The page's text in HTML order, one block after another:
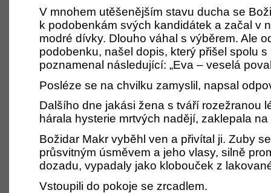
V mnohem utěšenějším stavu ducha se
k podobenkám svých kandidátek a začal v
modré dívky. Dlouho váhal s výběrem. Ale
podobenku, našel dopis, který přišel spolu
poznamenal následující: „Eva – veselá
Posléze se na chvilku zamyslil, napsal
Dalšího dne jakási žena s tváří rozežranou
hárala hysterie mrtvých nadějí, zaklepala
Božidar Makr vyběhl ven a přivítal ji. Zuby
průsvitným úsměvem a jeho vlasy, silně
dozadu, vypadaly jako klobouček z
Vstoupili do pokoje se zrcadlem.